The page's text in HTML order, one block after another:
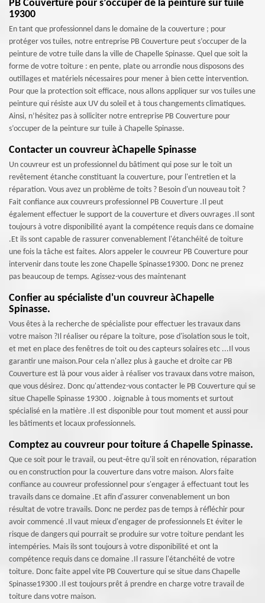
PB Couverture pour s’occuper de la peinture sur tuile
19300
En tant que professionnel dans le domaine de la couverture ; pour
protéger vos tuiles, notre entreprise PB Couverture peut s’occuper de la
peinture de votre tuile dans la ville de Chapelle Spinasse. Quel que soit la
forme de votre toiture : en pente, plate ou arrondie nous disposons des
outillages et matériels nécessaires pour mener à bien cette intervention.
Pour que la protection soit efficace, nous allons appliquer sur vos tuiles une
peinture qui résiste aux UV du soleil et à tous changements climatiques.
Ainsi, n’hésitez pas à solliciter notre entreprise PB Couverture pour
s’occuper de la peinture sur tuile à Chapelle Spinasse.
Contacter un couvreur àChapelle Spinasse
Un couvreur est un professionnel du bâtiment qui pose sur le toit un
revêtement étanche constituant la couverture, pour l'entretien et la
réparation. Vous avez un problème de toits ? Besoin d'un nouveau toit ?
Fait confiance aux couvreurs professionnel PB Couverture .Il peut
également effectuer le support de la couverture et divers ouvrages .Il sont
toujours à votre disponibilité ayant la compétence requis dans ce domaine
.Et ils sont capable de rassurer convenablement l'étanchéité de toiture
une fois la tâche est faites. Alors appeler le couvreur PB Couverture pour
intervenir dans toute les zone Chapelle Spinasse19300. Donc ne prenez
pas beaucoup de temps. Agissez-vous des maintenant
Confier au spécialiste d'un couvreur àChapelle
Spinasse.
Vous êtes à la recherche de spécialiste pour effectuer les travaux dans
votre maison ?Il réaliser ou répare la toiture, pose d'isolation sous le toit,
et met en place des fenêtres de toit ou des capteurs solaires etc ...Il vous
garantir une maison.Pour cela n'allez plus à gauche et droite car PB
Couverture est là pour vous aider à réaliser vos travaux dans votre maison,
que vous désirez. Donc qu'attendez-vous contacter le PB Couverture qui se
situe Chapelle Spinasse 19300 . Joignable à tous moments et surtout
spécialisé en la matière .Il est disponible pour tout moment et aussi pour
les bâtiments et locaux professionnels.
Comptez au couvreur pour toiture á Chapelle Spinasse.
Que ce soit pour le travail, ou peut-être qu'il soit en rénovation, réparation
ou en construction pour la couverture dans votre maison. Alors faite
confiance au couvreur professionnel pour s'engager á effectuant tout les
travails dans ce domaine .Et afin d'assurer convenablement un bon
résultat de votre travails. Donc ne perdez pas de temps à réfléchir pour
avoir commencé .Il vaut mieux d'engager de professionnels Et éviter le
risque de dangers qui pourrait se produire sur votre toiture pendant les
intempéries. Mais ils sont toujours à votre disponibilité et ont la
compétence requis dans ce domaine .Il rassure l'étanchéité de votre
toiture. Donc faite appel vite PB Couverture qui se situe dans Chapelle
Spinasse19300 .Il est toujours prêt á prendre en charge votre travail de
toiture dans votre maison.